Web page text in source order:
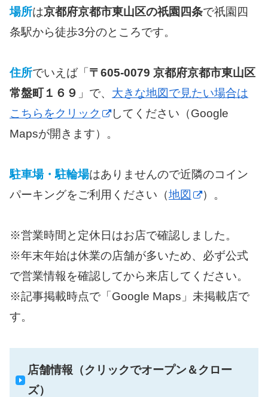
場所は京都府京都市東山区の祇園四条で祇園四
条駅から徒歩3分のところです。
住所でいえば「 〒605-0079 京都府京都市東山区
常盤町１６９ 」で、 大きな地図で見たい場合は
こちらをクリック
してください（Google
Mapsが開きます）。
駐車場・駐輪場はありませんので近隣のコイン
パーキングをご利用ください（地図 ）。
※営業時間と定休日はお店で確認しました。
※年末年始は休業の店舗が多いため、必ず公式
で営業情報を確認してから来店してください。
※記事掲載時点で「Google Maps」未掲載店で
す。
店舗情報（クリックでオープン＆クロー
ズ）